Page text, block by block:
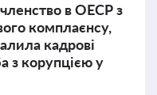
в ОЕСР з
комплаєнсу,
кадрові
з корупцією у